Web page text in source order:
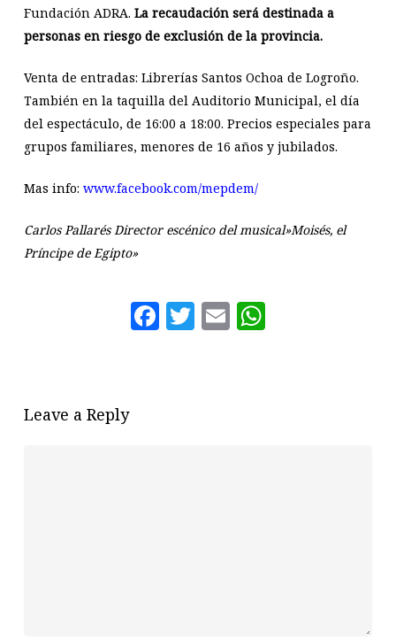
Fundación ADRA. La recaudación será destinada a
personas en riesgo de exclusión de la provincia.
Venta de entradas: Librerías Santos Ochoa de Logroño.
También en la taquilla del Auditorio Municipal, el día
del espectáculo, de 16:00 a 18:00. Precios especiales para
grupos familiares, menores de 16 años y jubilados.
Mas info: www.facebook.com/mepdem/
Carlos Pallarés Director escénico del musical»Moisés, el
Príncipe de Egipto»
Facebook
Twitter
Email
Leave a Reply